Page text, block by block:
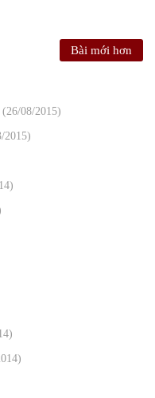
Bài mới hơn
26/08/2015
/2015